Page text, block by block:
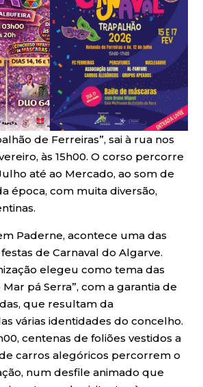
de Ferreiras”, sai à rua nos
às 15h00. O corso percorre
até ao Mercado, ao som de
época, com muita diversão,
Paderne, acontece uma das
de Carnaval do Algarve.
elegeu como tema das
pá Serra”, com a garantia de
que resultam da
várias identidades do concelho.
centenas de foliões vestidos a
carros alegóricos percorrem o
num desfile animado que